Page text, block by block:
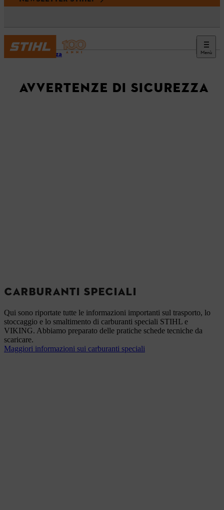
Menù
Sicurezza
AVVERTENZE DI SICUREZZA
CARBURANTI SPECIALI
Qui sono riportate tutte le informazioni importanti sul trasporto, lo
stoccaggio e lo smaltimento di carburanti speciali STIHL e
VIKING. Abbiamo preparato delle pratiche schede tecniche da
scaricare.
Maggiori informazioni sui carburanti speciali